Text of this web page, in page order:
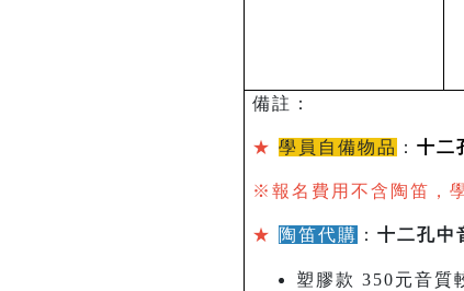
備註：
★ 學員自備物品 ： 十二
※報名費用不含陶笛，
★ 陶笛代購 ： 十二孔中
塑膠款 350元音質